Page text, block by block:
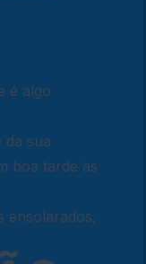
é algo
da sua
boa tarde às
ensolarados,